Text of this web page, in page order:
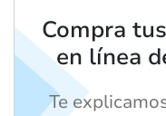
Compra
en línea
Te